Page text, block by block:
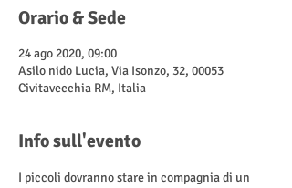
Orario & Sede
24 ago 2020, 09:00
Asilo nido Lucia, Via Isonzo, 32, 00053
Civitavecchia RM, Italia
Info sull'evento
I piccoli dovranno stare in compagnia di un